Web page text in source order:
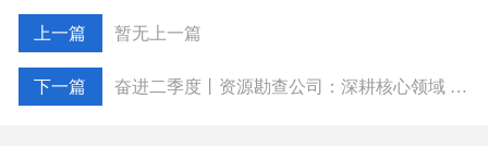
暂无上一篇
奋进二季度丨资源勘查公司：深耕核心领域 拓宽矿山灾害防治赛道